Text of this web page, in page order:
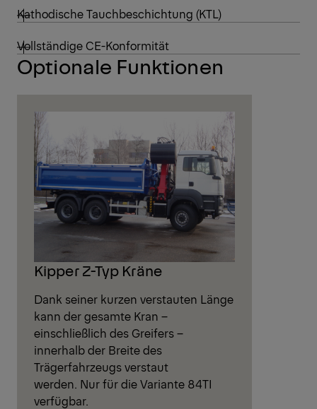
Kathodische Tauchbeschichtung (KTL)
Vollständige CE-Konformität
Optionale Funktionen
Kipper Z-Typ Kräne
Dank seiner kurzen verstauten Länge
kann der gesamte Kran –
einschließlich des Greifers –
innerhalb der Breite des
Trägerfahrzeugs verstaut
werden. Nur für die Variante 84TI
verfügbar.